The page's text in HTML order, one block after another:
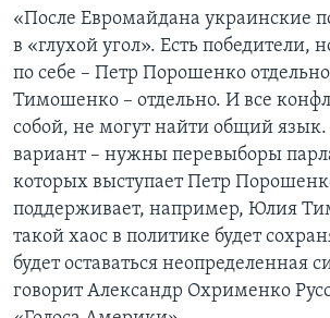
«После Евромайдана украинские
в «глухой угол». Есть победители,
по себе – Петр Порошенко
Тимошенко – отдельно. И все
собой, не могут найти общий
вариант – нужны перевыборы
которых выступает Петр
поддерживает, например, Юлия
такой хаос в политике будет
будет оставаться неопределенная
говорит Александр Охрименко